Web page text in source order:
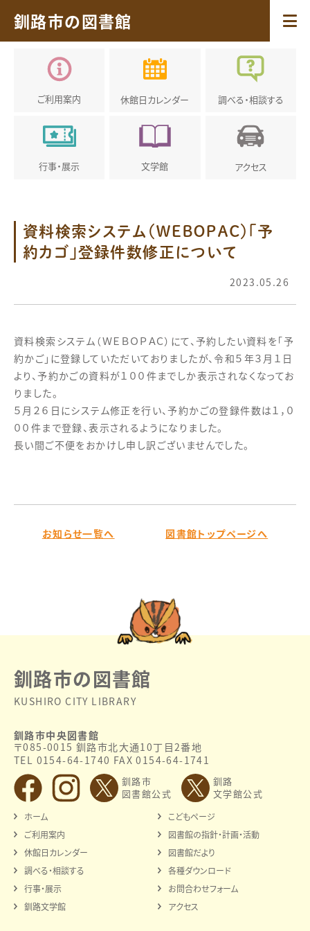
釧路市の図書館
ご利用案内 休館日カレンダー 調べる・相談する
行事・展示 文学館 アクセス
資料検索システム（ＷＥＢＯＰＡＣ）「予
約カゴ」登録件数修正について
2023.05.26
資料検索システム（ＷＥＢＯＰＡＣ）にて、予約したい資料を「予
約かご」に登録していただいておりましたが、令和５年３月１日
より、予約かごの資料が１００件までしか表示されなくなってお
りました。
５月２６日にシステム修正を行い、予約かごの登録件数は１，０
００件まで登録、表示されるようになりました。
長い間ご不便をおかけし申し訳ございませんでした。
お知らせ一覧へ 図書館トップページへ
釧路市の図書館
KUSHIRO CITY LIBRARY
釧路市中央図書館
〒085-0015 釧路市北大通10丁目2番地
TEL 0154-64-1740 FAX 0154-64-1741
釧路市
図書館公式
釧路
文学館公式
ホーム
ご利用案内
休館日カレンダー
調べる・相談する
行事・展示
釧路文学館
こどもページ
図書館の指針・計画・活動
図書館だより
各種ダウンロード
お問合わせフォーム
アクセス